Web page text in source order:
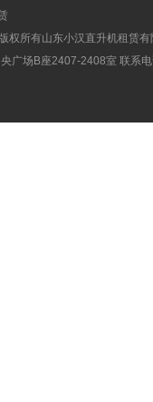
权所有山东小汉直升机租赁有
广场B座2407-2408室 联系